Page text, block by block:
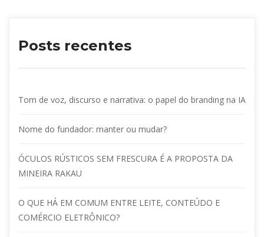
Posts recente
Tom de voz, discurso e narrativa: o papel do branding na IA
Nome do fundador: manter ou mudar?
ÓCULOS RÚSTICOS SEM FRESCURA É A PROPOSTA DA
MINEIRA RAKAU
O QUE HÁ EM COMUM ENTRE LEITE, CONTEÚDO E
COMÉRCIO ELETRÔNICO?